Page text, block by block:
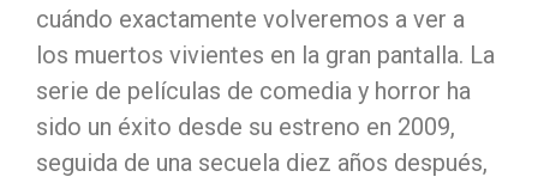
cuándo exactamente volveremos a ver a
los muertos vivientes en la gran pantalla. La
serie de películas de comedia y horror ha
sido un éxito desde su estreno en 2009,
seguida de una secuela diez años después,